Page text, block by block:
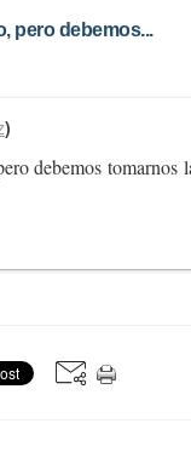
pero debemos...
debemos tomarnos
)